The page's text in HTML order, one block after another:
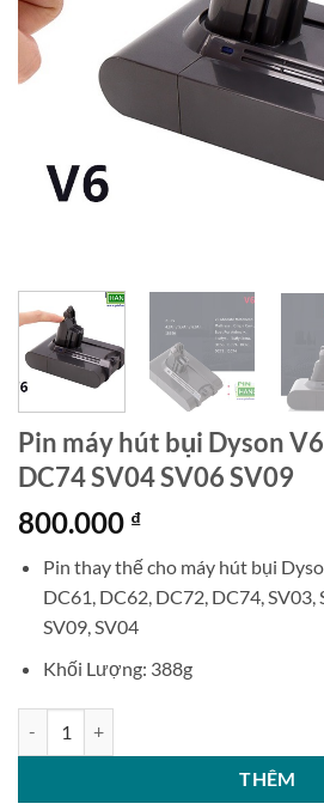
Pin máy hút bụi Dyson
DC74 SV04 SV06 SV09
800.000 ₫
Pin thay thế cho máy hút bụi
DC61, DC62, DC72, DC74, SV03,
SV09, SV04
Khối Lượng: 388g
THÊM